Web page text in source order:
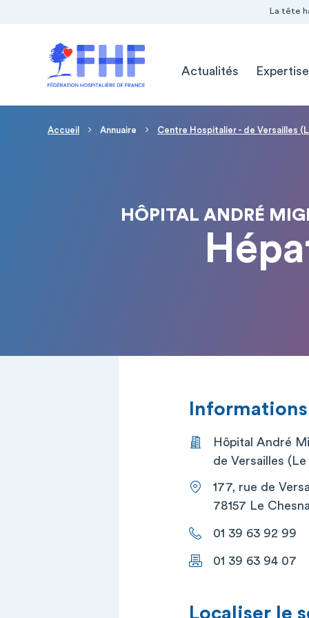
La tête
Actualités
Fil d'Ariane
Accueil Annuaire Centre Hospitalier - de Versailles
HÔPITAL ANDRÉ
Hôpital André
de Versailles
177, rue de
78157 Le
01 39 63 92 99
01 39 63 94 07
Localiser le